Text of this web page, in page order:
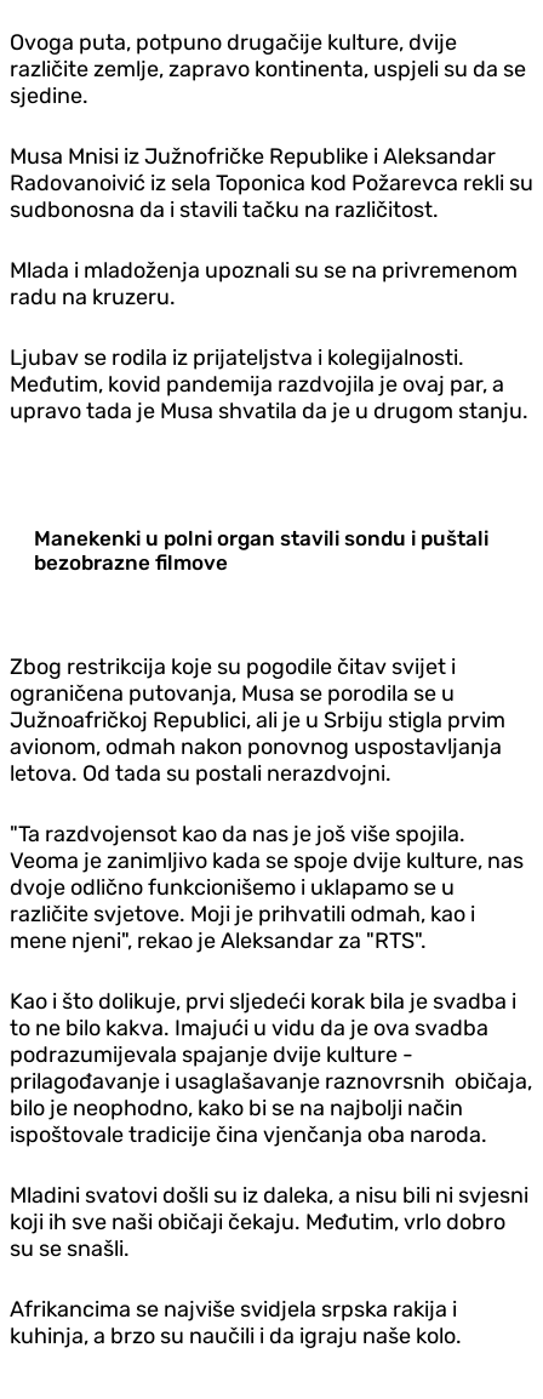
Ovoga puta, potpuno drugačije kulture, dvije
različite zemlje, zapravo kontinenta, uspjeli su da se
sjedine.
Musa Mnisi iz Južnofričke Republike i Aleksandar
Radovanoivić iz sela Toponica kod Požarevca rekli su
sudbonosna da i stavili tačku na različitost.
Mlada i mladoženja upoznali su se na privremenom
radu na kruzeru.
Ljubav se rodila iz prijateljstva i kolegijalnosti.
Međutim, kovid pandemija razdvojila je ovaj par, a
upravo tada je Musa shvatila da je u drugom stanju.
Manekenki u polni organ stavili sondu i puštali
bezobrazne filmove
Zbog restrikcija koje su pogodile čitav svijet i
ograničena putovanja, Musa se porodila se u
Južnoafričkoj Republici, ali je u Srbiju stigla prvim
avionom, odmah nakon ponovnog uspostavljanja
letova. Od tada su postali nerazdvojni.
"Ta razdvojensot kao da nas je još više spojila.
Veoma je zanimljivo kada se spoje dvije kulture, nas
dvoje odlično funkcionišemo i uklapamo se u
različite svjetove. Moji je prihvatili odmah, kao i
mene njeni", rekao je Aleksandar za "RTS".
Kao i što dolikuje, prvi sljedeći korak bila je svadba i
to ne bilo kakva. Imajući u vidu da je ova svadba
podrazumijevala spajanje dvije kulture -
prilagođavanje i usaglašavanje raznovrsnih običaja,
bilo je neophodno, kako bi se na najbolji način
ispoštovale tradicije čina vjenčanja oba naroda.
Mladini svatovi došli su iz daleka, a nisu bili ni svjesni
koji ih sve naši običaji čekaju. Međutim, vrlo dobro
su se snašli.
Afrikancima se najviše svidjela srpska rakija i
kuhinja, a brzo su naučili i da igraju naše kolo.